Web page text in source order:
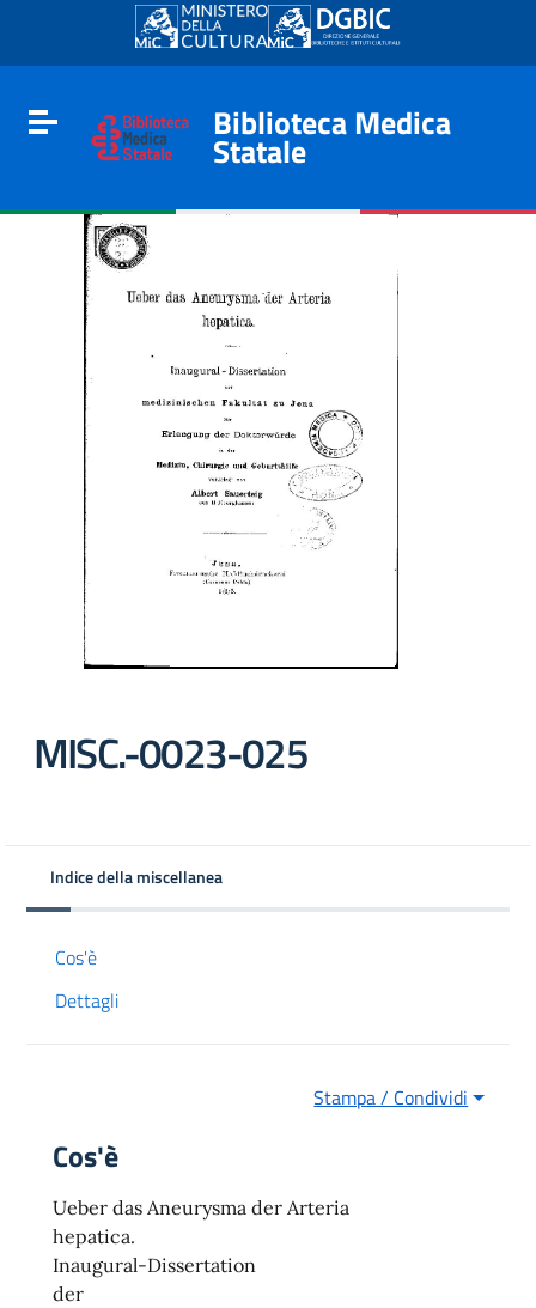
Go to content
Go to the navigation menu
Go to the footer
Toggle navigation
Biblioteca Medica
Statale
MISC.-0023-025
Indice della miscellanea
Cos'è
Dettagli
Stampa / Condividi
Cos'è
Ueber das Aneurysma der Arteria
hepatica.
Inaugural-Dissertation
der